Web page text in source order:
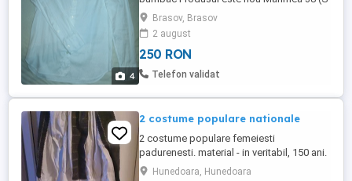
4
M) Stil elegant (cambrata) Pret 250 lei
Brasov, Brasov
2 august
250 RON
Telefon validat
2 costume populare nationale
2 costume populare femeiesti
padurenesti. material - in veritabil, 150 ani.
7 piese (2 camasi, 3 catrinte si 2 sorturi)
Hunedoara, Hunedoara